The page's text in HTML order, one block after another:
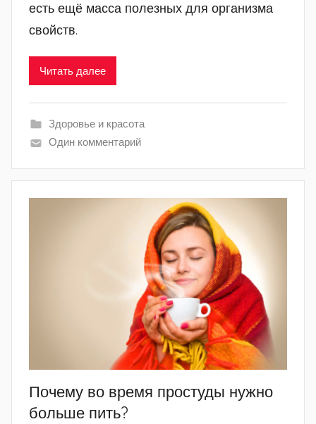
есть ещё масса полезных для организма
свойств.
Читать далее
Здоровье и красота
Один комментарий
Почему во время простуды нужно
больше пить?